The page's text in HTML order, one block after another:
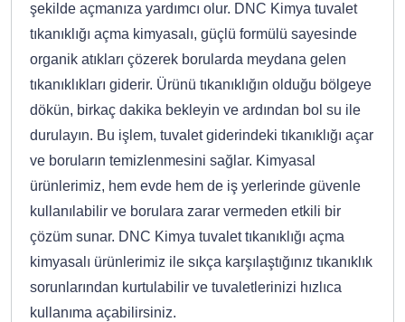
şekilde açmanıza yardımcı olur. DNC Kimya tuvalet
tıkanıklığı açma kimyasalı, güçlü formülü sayesinde
organik atıkları çözerek borularda meydana gelen
tıkanıklıkları giderir. Ürünü tıkanıklığın olduğu bölgeye
dökün, birkaç dakika bekleyin ve ardından bol su ile
durulayın. Bu işlem, tuvalet giderindeki tıkanıklığı açar
ve boruların temizlenmesini sağlar. Kimyasal
ürünlerimiz, hem evde hem de iş yerlerinde güvenle
kullanılabilir ve borulara zarar vermeden etkili bir
çözüm sunar. DNC Kimya tuvalet tıkanıklığı açma
kimyasalı ürünlerimiz ile sıkça karşılaştığınız tıkanıklık
sorunlarından kurtulabilir ve tuvaletlerinizi hızlıca
kullanıma açabilirsiniz.